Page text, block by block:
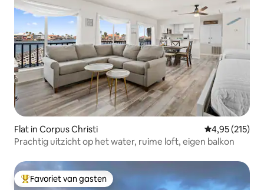
Flat in Corpus Christi Gemiddelde
4,95 (215)
Prachtig uitzicht op het water, ruime loft, eigen balkon
Topfavoriet van gasten
Favoriet van gasten